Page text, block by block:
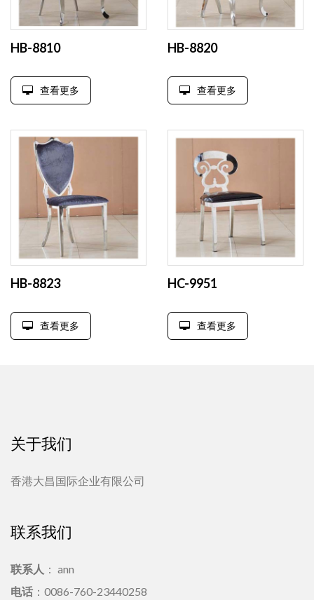
HB-8810
查看更多
HB-8820
查看更多
HB-8823
查看更多
HC-9951
查看更多
关于我们
香港大昌国际企业有限公司
联系我们
联系人 ： ann
电话 ：0086-760-23440258